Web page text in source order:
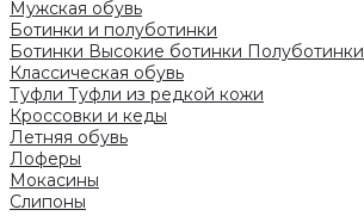
Мужская обувь
Ботинки и полуботинки
Ботинки Высокие ботинки Полуботинки
Классическая обувь
Туфли Туфли из редкой кожи
Кроссовки и кеды
Летняя обувь
Лоферы
Мокасины
Слипоны